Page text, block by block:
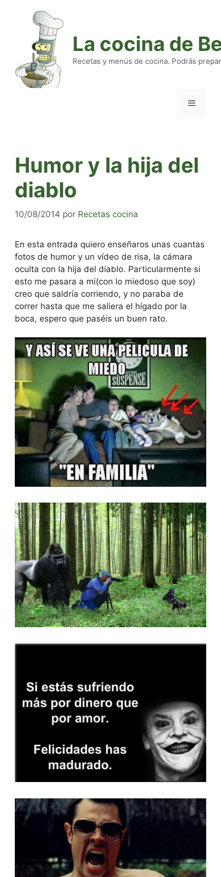
La cocina de
Recetas y menús de cocina. Podrás
Humor y la hija del
diablo
10/08/2014 por Recetas cocina
En esta entrada quiero enseñaros unas cuantas
fotos de humor y un vídeo de risa, la cámara
oculta con la hija del diablo. Particularmente si
esto me pasara a mi(con lo miedoso que soy)
creo que saldría corriendo, y no paraba de
correr hasta que me saliera el hígado por la
boca, espero que paséis un buen rato.